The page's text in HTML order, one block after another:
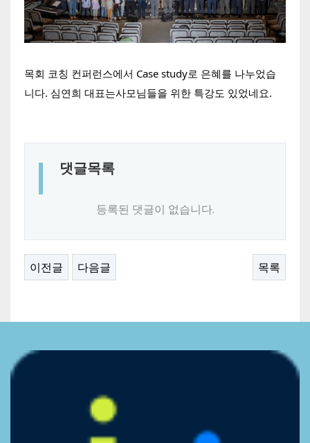
목회 코칭 컨퍼런스에서 Case study로 은혜를 나누었습
니다. 심연희 대표는사모님들을 위한 특강도 있었네요.
댓글목록
등록된 댓글이 없습니다.
이전글 다음글 목록